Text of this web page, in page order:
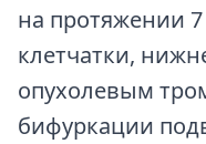
на протяжении
клетчатки,
опухолевым
бифуркации